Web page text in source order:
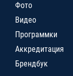
Фото
Видео
Программки
Аккредитация
Брендбук